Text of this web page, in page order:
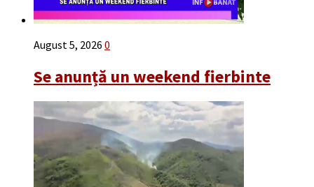
August 5, 2026 0
Se anunță un weekend fierbinte